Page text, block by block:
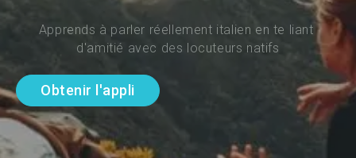
Apprends à parler réellement italien en te liant
d'amitié avec des locuteurs natifs
Obtenir l'appli